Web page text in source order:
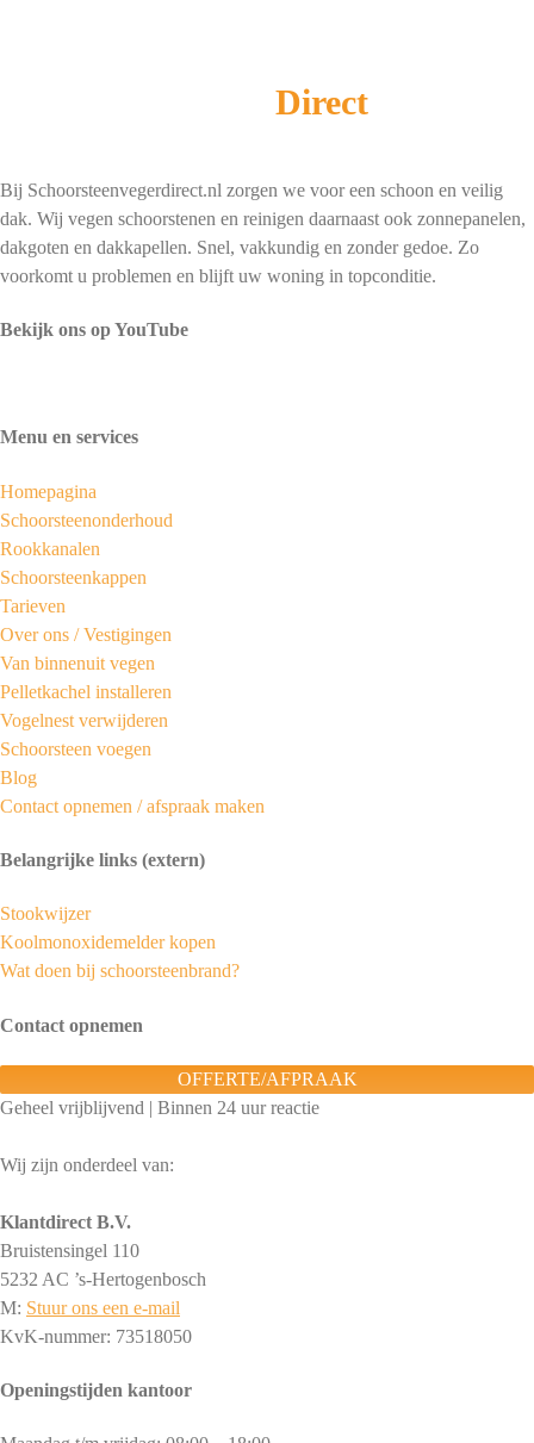
Direct
Bij Schoorsteenvegerdirect.nl zorgen we voor een schoon en veilig
dak. Wij vegen schoorstenen en reinigen daarnaast ook zonnepanelen,
dakgoten en dakkapellen. Snel, vakkundig en zonder gedoe. Zo
voorkomt u problemen en blijft uw woning in topconditie.
Bekijk ons op YouTube
Menu en services
Homepagina
Schoorsteenonderhoud
Rookkanalen
Schoorsteenkappen
Tarieven
Over ons /Vestigingen
Van binnenuit vegen
Pelletkachel installeren
Vogelnest verwijderen
Schoorsteen voegen
Blog
Contact opnemen / afspraak maken
Belangrijke links (extern)
Stookwijzer
Koolmonoxidemelder kopen
Wat doen bij schoorsteenbrand?
Contact opnemen
OFFERTE/AFPRAAK
Geheel vrijblijvend | Binnen 24 uur reactie
Wij zijn onderdeel van:
Klantdirect B.V.
Bruistensingel 110
5232 AC ’s-Hertogenbosch
M: Stuur ons een e-mail
KvK-nummer: 73518050
Openingstijden kantoor